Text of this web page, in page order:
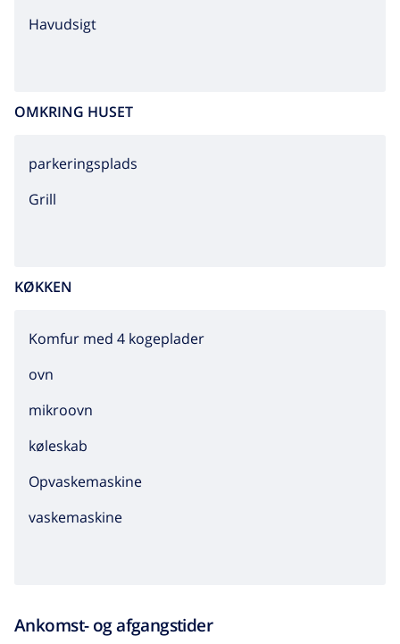
Havudsigt
OMKRING HUSET
parkeringsplads
grill
KØKKEN
Komfur med 4 kogeplader
ovn
mikroovn
køleskab
Opvaskemaskine
vaskemaskine
Ankomst- og afgangstider